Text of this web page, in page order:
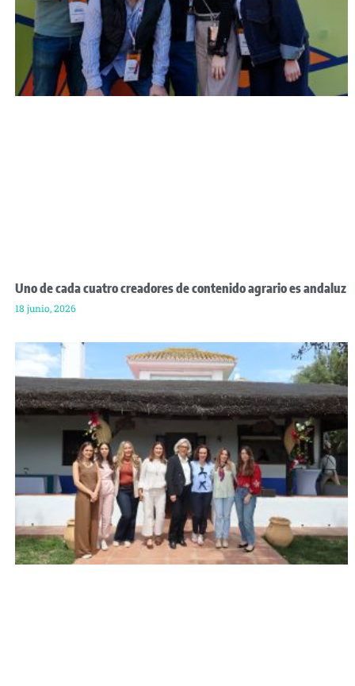
Uno de cada cuatro creadores de contenido agrario es andaluz
18 junio, 2026